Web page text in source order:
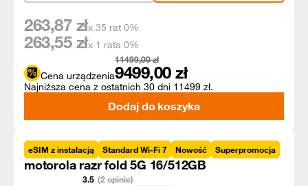
Cena urządzenia
11499,00zł
9499,00 zł
263,87 złx 35 rat 0%
263,55 złx 1 rata 0%
Najniższa cena z ostatnich 30 dni 11499 zł.
Dodaj do koszyka
eSIM z instalacją Standard Wi-Fi 7 Nowość Superpromocja
motorola razr fold 5G 16/512GB
3.5 (2 opinie)